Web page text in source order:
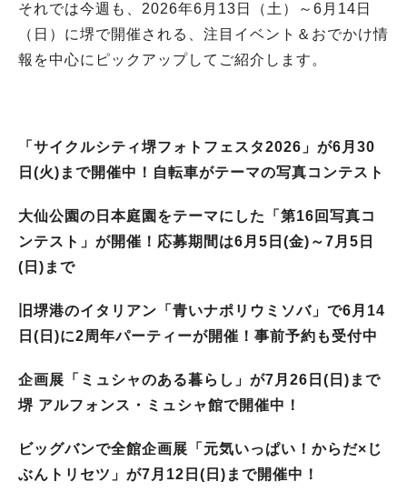
それでは今週も、2026年6月13日（土）～6月14日
（日）に堺で開催される、注目イベント＆おでかけ情
報を中心にピックアップしてご紹介します。
「サイクルシティ堺フォトフェスタ2026」が6月30
日(火)まで開催中！自転車がテーマの写真コンテスト
大仙公園の日本庭園をテーマにした「第16回写真コ
ンテスト」が開催！応募期間は6月5日(金)～7月5日
(日)まで
旧堺港のイタリアン「青いナポリウミソバ」で6月14
日(日)に2周年パーティーが開催！事前予約も受付中
企画展「ミュシャのある暮らし」が7月26日(日)まで
堺 アルフォンス・ミュシャ館で開催中！
ビッグバンで全館企画展「元気いっぱい！からだ×じ
ぶんトリセツ」が7月12日(日)まで開催中！